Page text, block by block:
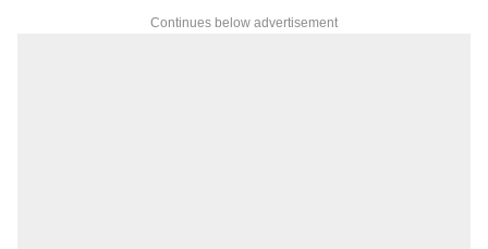
Continues below advertisement